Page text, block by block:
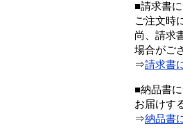
■請求書
ご注文時
尚、請求
場合がご
⇒請求書
■納品書
お届けす
⇒納品書